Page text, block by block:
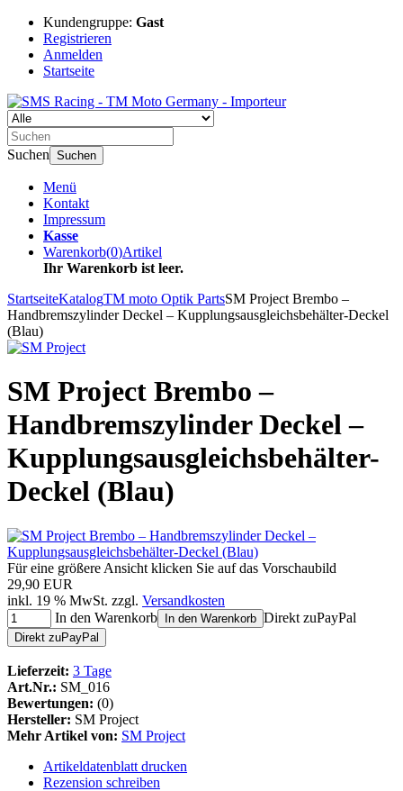
Kundengruppe: Gast
Registrieren
Anmelden
Startseite
Suchen Suchen
Menü
Kontakt
Impressum
Kasse
Warenkorb(0)Artikel
Ihr Warenkorb ist leer.
StartseiteKatalogTM moto Optik PartsSM Project Brembo –
Handbremszylinder Deckel – Kupplungsausgleichsbehälter-Deckel
(Blau)
SM Project Brembo –
Handbremszylinder Deckel –
Kupplungsausgleichsbehälter-
Deckel (Blau)
Für eine größere Ansicht klicken Sie auf das Vorschaubild
29,90 EUR
inkl. 19 % MwSt. zzgl. Versandkosten
In den Warenkorb
In den Warenkorb Direkt zuPayPal
Direkt zuPayPal
Lieferzeit: 3 Tage
Art.Nr.: SM_016
Bewertungen: (0)
Hersteller: SM Project
Mehr Artikel von: SM Project
Artikeldatenblatt drucken
Rezension schreiben